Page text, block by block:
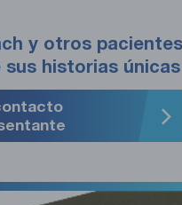
y otros
sus historias